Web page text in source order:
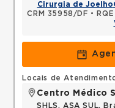
Cirurgia de Joelho
CRM 35958/DF •
Locais de
Centro Médico
SHLS, ASA SUL,